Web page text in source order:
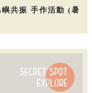
嶼共振 手作活動 (暑